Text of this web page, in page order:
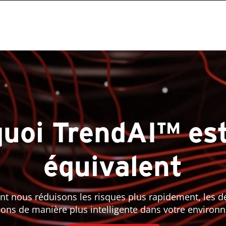
TrendAI™
équivalent
nous réduisons les risques plus rapidement, les
de manière plus intelligente dans votre